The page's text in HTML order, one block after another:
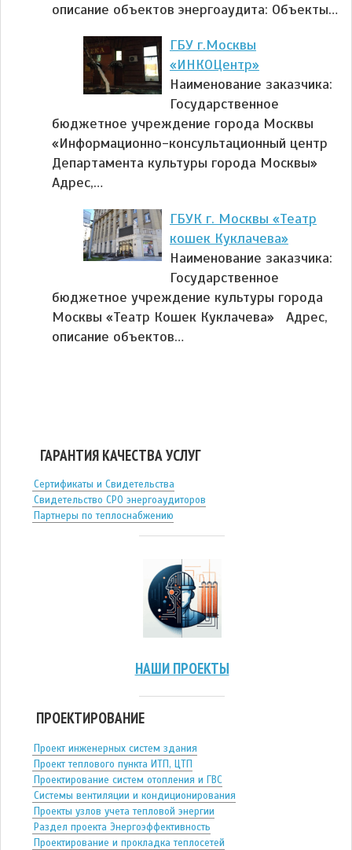
описание объектов энергоаудита: Объекты…
ГБУ г.Москвы
«ИНКОЦентр»
Наименование заказчика:
Государственное
бюджетное учреждение города Москвы
«Информационно-консультационный центр
Департамента культуры города Москвы»
Адрес,…
ГБУК г. Москвы «Театр
кошек Куклачева»
Наименование заказчика:
Государственное
бюджетное учреждение культуры города
Москвы «Театр Кошек Куклачева» Адрес,
описание объектов…
ГАРАНТИЯ КАЧЕСТВА УСЛУГ
Сертификаты и Свидетельства
Свидетельство СРО энергоаудиторов
Партнеры по теплоснабжению
НАШИ ПРОЕКТЫ
ПРОЕКТИРОВАНИЕ
Проект инженерных систем здания
Проект теплового пункта ИТП, ЦТП
Проектирование систем отопления и ГВС
Системы вентиляции и кондиционирования
Проекты узлов учета тепловой энергии
Раздел проекта Энергоэффективность
Проектирование и прокладка теплосетей